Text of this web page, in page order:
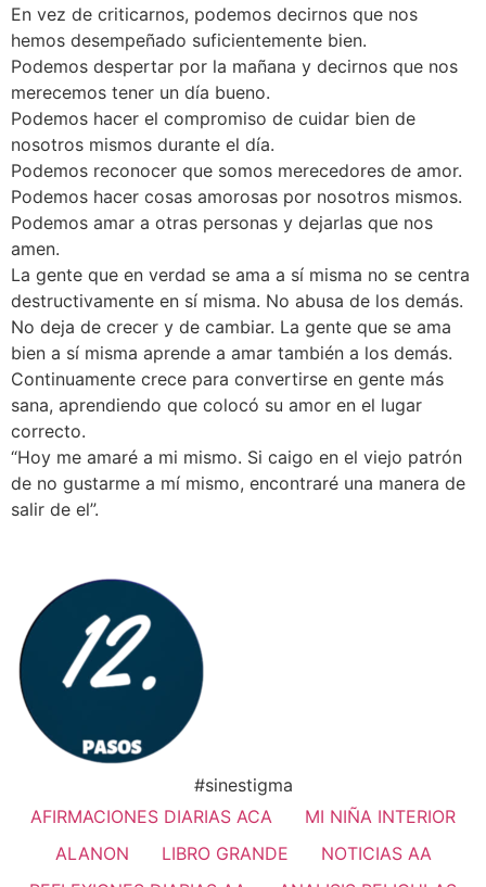
En vez de criticarnos, podemos decirnos que nos
hemos desempeñado suficientemente bien.
Podemos despertar por la mañana y decirnos que nos
merecemos tener un día bueno.
Podemos hacer el compromiso de cuidar bien de
nosotros mismos durante el día.
Podemos reconocer que somos merecedores de amor.
Podemos hacer cosas amorosas por nosotros mismos.
Podemos amar a otras personas y dejarlas que nos
amen.
La gente que en verdad se ama a sí misma no se centra
destructivamente en sí misma. No abusa de los demás.
No deja de crecer y de cambiar. La gente que se ama
bien a sí misma aprende a amar también a los demás.
Continuamente crece para convertirse en gente más
sana, aprendiendo que colocó su amor en el lugar
correcto.
“Hoy me amaré a mi mismo. Si caigo en el viejo patrón
de no gustarme a mí mismo, encontraré una manera de
salir de el”.
#sinestigma
AFIRMACIONES DIARIAS ACA
MI NIÑA INTERIOR
ALANON
LIBRO GRANDE
NOTICIAS AA